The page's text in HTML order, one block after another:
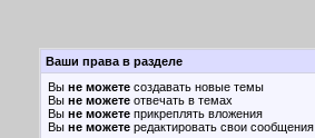
Ваши права в разделе
Вы не можете создавать новые темы
Вы не можете отвечать в темах
Вы не можете прикреплять вложения
Вы не можете редактировать свои сообщения